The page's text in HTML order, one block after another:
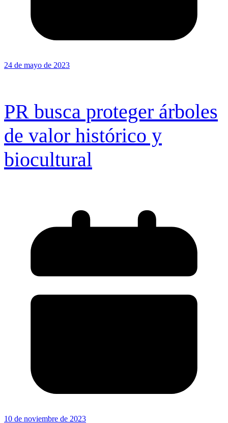
24 de mayo de 2023
PR busca proteger árboles
de valor histórico y
biocultural
10 de noviembre de 2023